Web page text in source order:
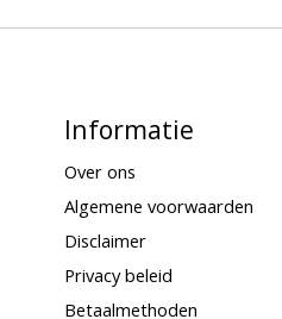
Informatie
Over ons
Algemene voorwaarden
Disclaimer
Privacy beleid
Betaalmethoden